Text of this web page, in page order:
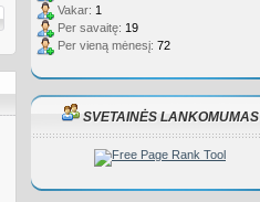
Vakar: 1
Per savaitę: 19
Per vieną mėnesį: 72
SVETAINĖS LANKOMUMAS